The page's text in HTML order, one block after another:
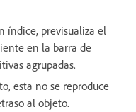
índice, previsualiza el
en la barra de
agrupadas.
esta no se reproduce
al objeto.